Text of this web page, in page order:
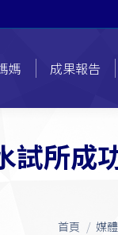
媽 成果報告
試所
您在這裡
首頁 媒